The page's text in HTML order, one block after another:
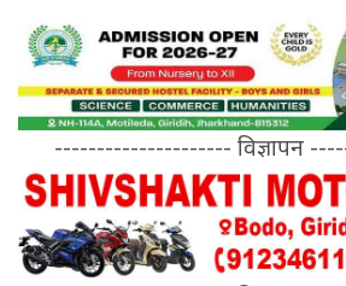
--------------------- विज्ञापन